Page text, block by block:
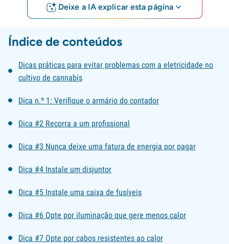
Deixe a IA explicar esta página
Índice de conteúdos
Dicas práticas para evitar problemas com a eletricidade no
cultivo de cannabis
Dica n.º 1: Verifique o armário do contador
Dica #2 Recorra a um profissional
Dica #3 Nunca deixe uma fatura de energia por pagar
Dica #4 Instale um disjuntor
Dica #5 Instale uma caixa de fusíveis
Dica #6 Opte por iluminação que gere menos calor
Dica #7 Opte por cabos resistentes ao calor